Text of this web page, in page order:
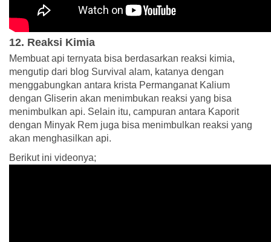
12. Reaksi Kimia
Membuat api ternyata bisa berdasarkan reaksi kimia,
mengutip dari blog Survival alam, katanya dengan
menggabungkan antara krista Permanganat Kalium
dengan Gliserin akan menimbukan reaksi yang bisa
menimbulkan api. Selain itu, campuran antara Kaporit
dengan Minyak Rem juga bisa menimbulkan reaksi yang
akan menghasilkan api.
Berikut ini videonya;